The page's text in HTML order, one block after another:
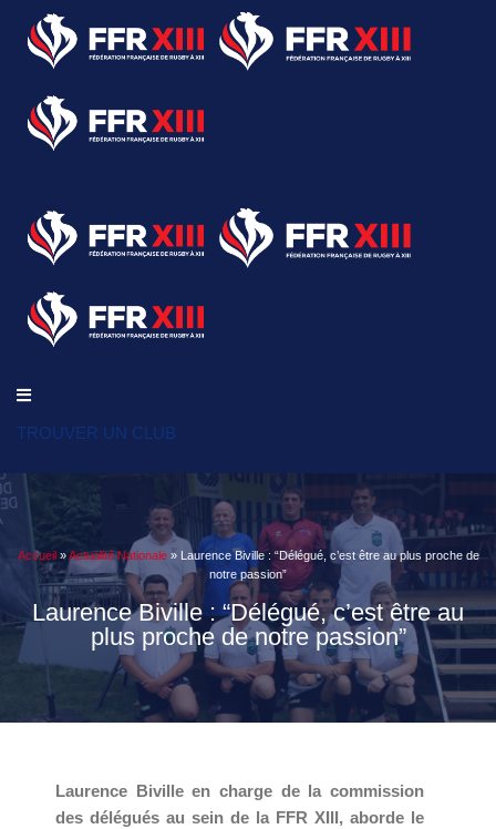
TROUVER UN CLUB
Accueil »Actualité Nationale»
Laurence Biville : “Délégué, c’est être au plus proche de
notre passion”
Laurence Biville : “Délégué, c’est être au
plus proche de notre passion”
Laurence Biville en charge de la commission
des délégués au sein de la FFR XIII, aborde le